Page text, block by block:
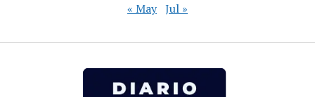
« May Jul »